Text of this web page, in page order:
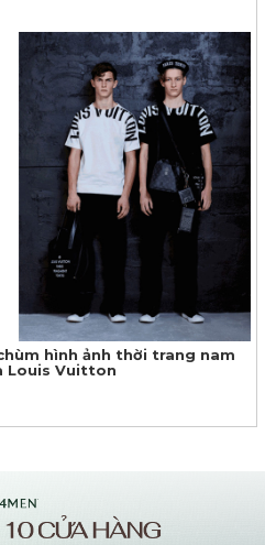
hình ảnh thời trang nam
Louis Vuitton